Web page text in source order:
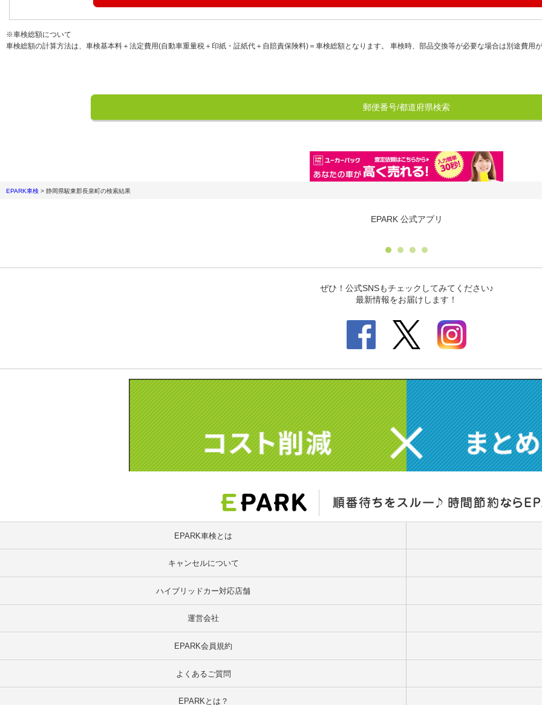
※車検総額について
車検総額の計算方法は、車検基本料＋法定費用(自動車重量税＋印紙・証紙代＋自賠責保険料)＝車検総額となります。 車検時、部品交換等が必要な場合は別途費用が
郵便番号/都道府県検索
EPARK車検 > 静岡県駿東郡長泉町の検索結果
EPARK車検とは
キャンセルについて
ハイブリッドカー対応店舗
運営会社
EPARK会員規約
よくあるご質問
EPARKとは？